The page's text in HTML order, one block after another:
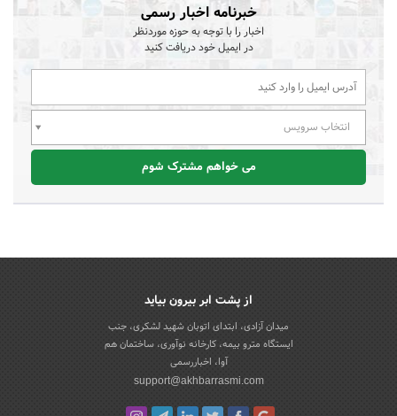
خبرنامه اخبار رسمی
اخبار را با توجه به حوزه موردنظر
در ایمیل خود دریافت کنید
انتخاب سرویس
می خواهم مشترک شوم
از پشت ابر بیرون بیاید
میدان آزادی، ابتدای اتوبان شهید لشکری، جنب
ایستگاه مترو بیمه، کارخانه نوآوری، ساختمان هم
آوا، اخباررسمی
support@akhbarrasmi.com